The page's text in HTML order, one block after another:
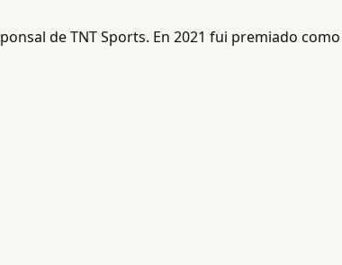
de TNT Sports. En 2021 fui premiado como